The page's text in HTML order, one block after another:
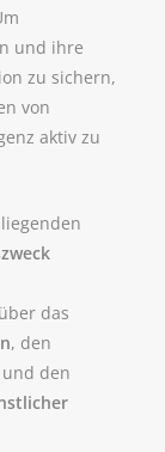
und ihre
zu sichern,
von
aktiv zu
das
, den
den